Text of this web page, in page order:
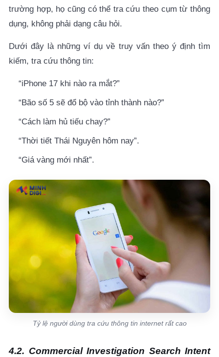
trường hợp, họ cũng có thể tra cứu theo cụm từ thông
dụng, không phải dạng câu hỏi.
Dưới đây là những ví dụ về truy vấn theo ý định tìm
kiếm, tra cứu thông tin:
“iPhone 17 khi nào ra mắt?”
“Bão số 5 sẽ đổ bộ vào tỉnh thành nào?”
“Cách làm hủ tiếu chay?”
“Thời tiết Thái Nguyên hôm nay”.
“Giá vàng mới nhất”.
Tỷ lệ người dùng tra cứu thông tin internet rất cao
4.2. Commercial Investigation Search Intent